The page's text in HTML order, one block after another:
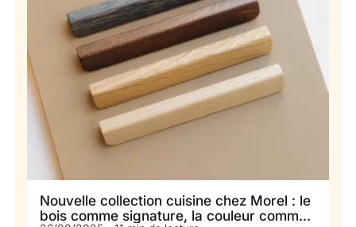
Nouvelle collection cuisine chez Morel : le
bois comme signature, la couleur comme